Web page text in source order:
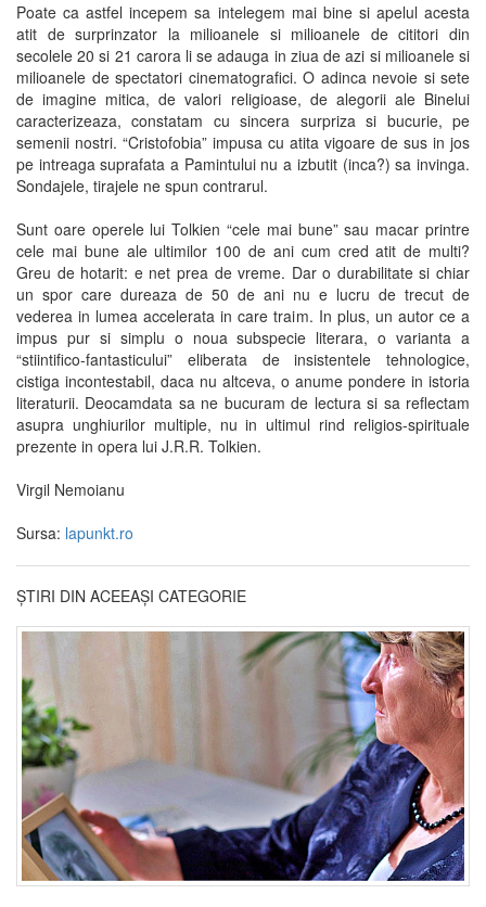
Poate ca astfel incepem sa intelegem mai bine si apelul acesta
atit de surprinzator la milioanele si milioanele de cititori din
secolele 20 si 21 carora li se adauga in ziua de azi si milioanele si
milioanele de spectatori cinematografici. O adinca nevoie si sete
de imagine mitica, de valori religioase, de alegorii ale Binelui
caracterizeaza, constatam cu sincera surpriza si bucurie, pe
semenii nostri. “Cristofobia” impusa cu atita vigoare de sus in jos
pe intreaga suprafata a Pamintului nu a izbutit (inca?) sa invinga.
Sondajele, tirajele ne spun contrarul.
Sunt oare operele lui Tolkien “cele mai bune” sau macar printre
cele mai bune ale ultimilor 100 de ani cum cred atit de multi?
Greu de hotarit: e net prea de vreme. Dar o durabilitate si chiar
un spor care dureaza de 50 de ani nu e lucru de trecut de
vederea in lumea accelerata in care traim. In plus, un autor ce a
impus pur si simplu o noua subspecie literara, o varianta a
“stiintifico-fantasticului” eliberata de insistentele tehnologice,
cistiga incontestabil, daca nu altceva, o anume pondere in istoria
literaturii. Deocamdata sa ne bucuram de lectura si sa reflectam
asupra unghiurilor multiple, nu in ultimul rind religios-spirituale
prezente in opera lui J.R.R. Tolkien.
Virgil Nemoianu
Sursa: lapunkt.ro
ȘTIRI DIN ACEEAȘI CATEGORIE